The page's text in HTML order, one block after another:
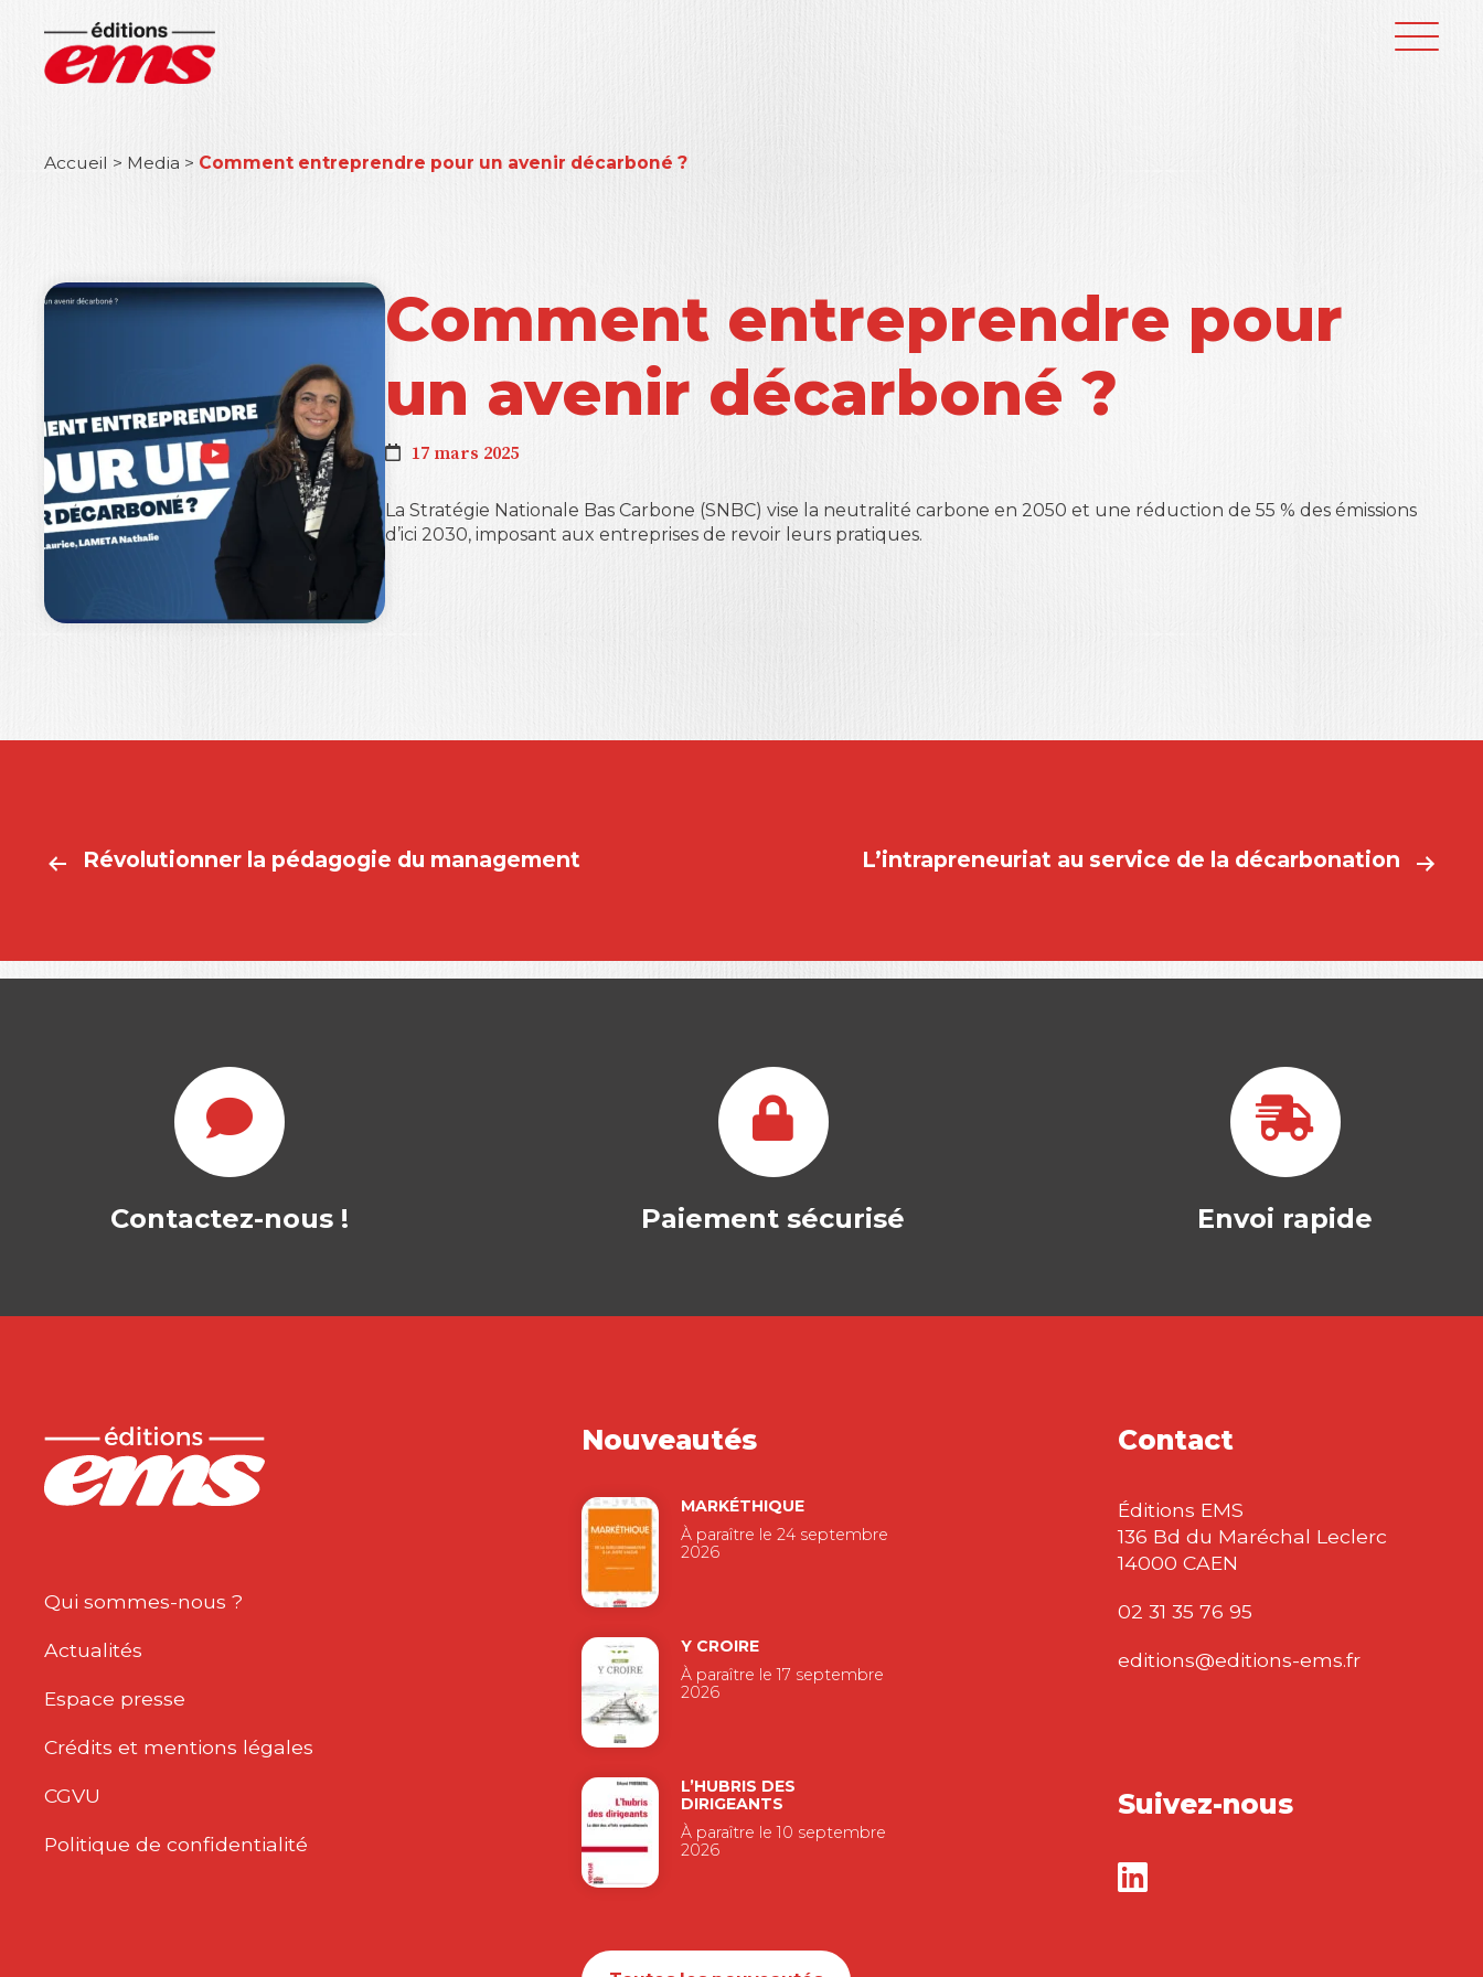
Accueil > Media > Comment entreprendre pour un avenir décarboné ?
Comment entreprendre pour
un avenir décarboné ?
17 mars 2025
La Stratégie Nationale Bas Carbone (SNBC) vise la neutralité carbone en 2050 et une réduction de 55 % des émissions
d’ici 2030, imposant aux entreprises de revoir leurs pratiques.
NAVIGATION
L’ARTICLE
Révolutionner la pédagogie du management L’intrapreneuriat au service de la décarbonation
Contactez-nous ! Paiement sécurisé Envoi rapide
Qui sommes-nous ?
Actualités
Espace presse
Crédits et mentions légales
CGVU
Politique de confidentialité
Nouveautés
MARKÉTHIQUE
À paraître le 24 septembre
2026
Y CROIRE
À paraître le 17 septembre
2026
L’HUBRIS DES
DIRIGEANTS
À paraître le 10 septembre
2026
Contact
Éditions EMS
136 Bd du Maréchal Leclerc
14000 CAEN
02 31 35 76 95
editions@editions-ems.fr
Suivez-nous